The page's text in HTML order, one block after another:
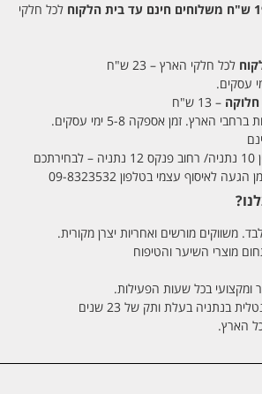
משלוחים חינם עד בית הלקוח לכל חלקי
לכל חלקי הארץ – 23 ש"ח
– 13 ש"ח
לאיסוף עצמי בטלפון 09-8323532
משווקים מורשים ואחריות יצרן מקורית.
ומקצועי בכל שעות הפעילות.
בנתניה בעלת ותק של 23 שנים
הארץ.